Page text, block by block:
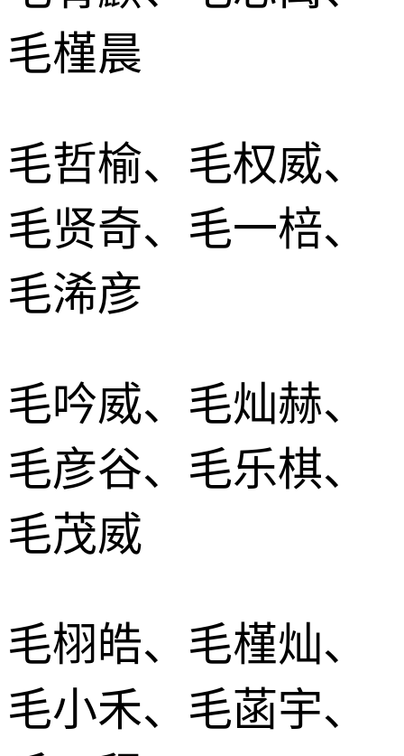
毛槿晨
毛哲榆、毛权威、
毛贤奇、毛一棓、
毛浠彦
毛吟威、毛灿赫、
毛彦谷、毛乐棋、
毛茂威
毛栩皓、毛槿灿、
毛小禾、毛菡宇、